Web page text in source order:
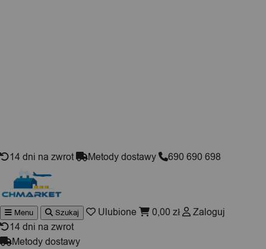
14 dni na zwrot Metody dostawy 690 690 698
Wyszukiwarka
produktów
Menu Szukaj Ulubione 0,00 zł
Zaloguj
14 dni na zwrot
Metody dostawy